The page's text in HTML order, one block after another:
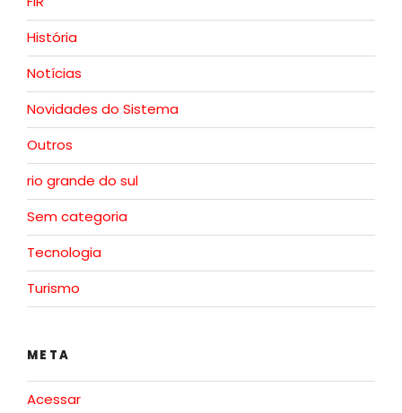
História
Notícias
Novidades do Sistema
Outros
rio grande do sul
Sem categoria
Tecnologia
Turismo
META
Acessar